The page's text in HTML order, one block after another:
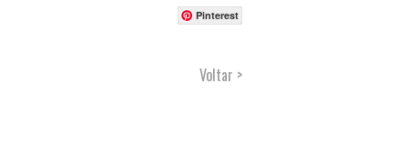
Pinterest
Voltar >